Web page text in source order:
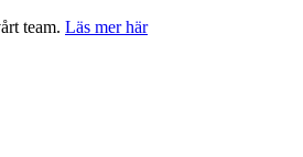
team. Läs mer här